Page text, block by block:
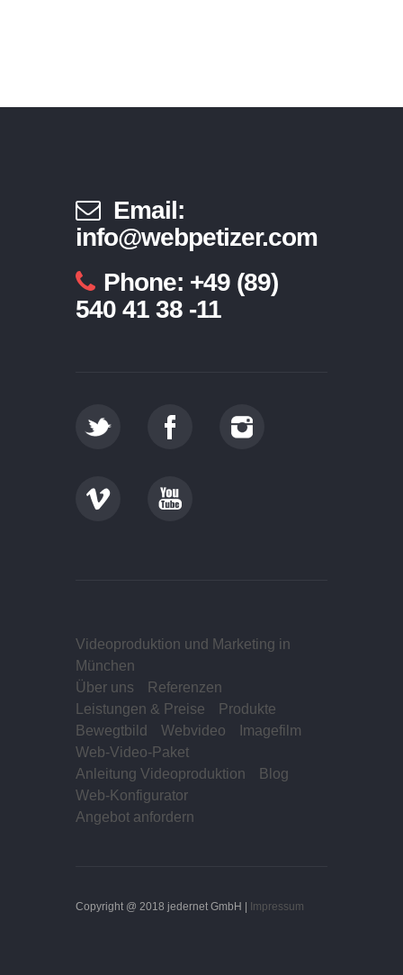
Email:
info@webpetizer.com
Phone: +49 (89)
540 41 38 -11
Videoproduktion und Marketing in
München
Über uns
Referenzen
Leistungen & Preise
Produkte
Bewegtbild
Webvideo
Imagefilm
Web-Video-Paket
Anleitung Videoproduktion
Blog
Web-Konfigurator
Angebot anfordern
Copyright @ 2018 jedernet GmbH | Impressum